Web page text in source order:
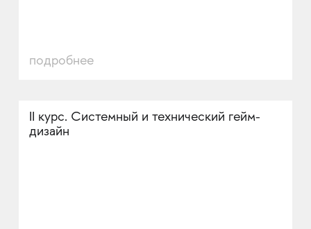
подробнее
II курс. Системный и технический гейм-
дизайн